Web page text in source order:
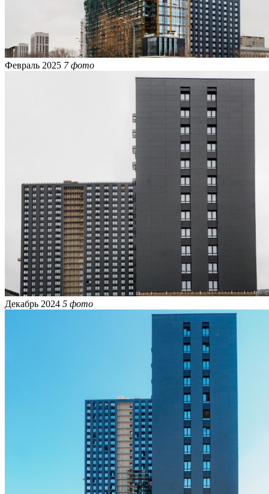
Февраль 2025 7 фото
Декабрь 2024 5 фото